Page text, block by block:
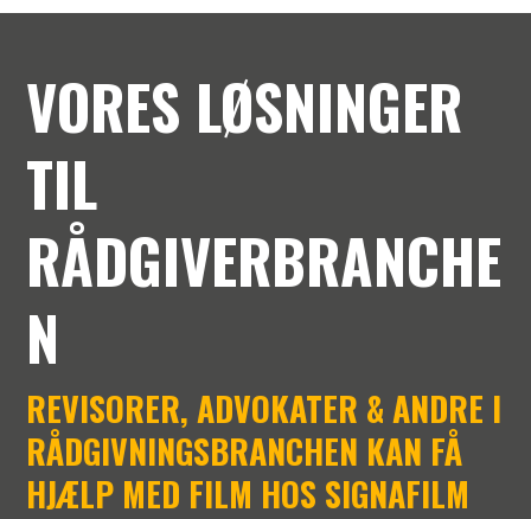
VORES LØSNINGER
TIL
RÅDGIVERBRANCHE
N
REVISORER, ADVOKATER & ANDRE I
RÅDGIVNINGSBRANCHEN KAN FÅ
HJÆLP MED FILM HOS SIGNAFILM